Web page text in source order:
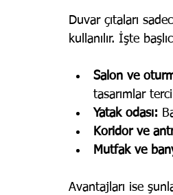
Duvar çıtaları
kullanılır. İşte
Salon ve
tasarımlar
Yatak odası:
Koridor ve
Mutfak ve
Avantajları ise